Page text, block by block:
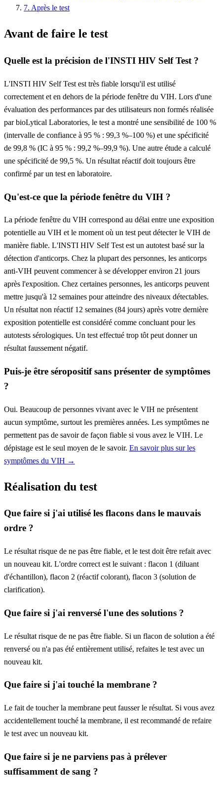
7. Après le test
Avant de faire le test
Quelle est la précision de l'INSTI HIV Self Test ?
L'INSTI HIV Self Test est très fiable lorsqu'il est utilisé
correctement et en dehors de la période fenêtre du VIH. Lors d'une
évaluation des performances par des utilisateurs non formés réalisée
par bioLytical Laboratories, le test a montré une sensibilité de 100 %
(intervalle de confiance à 95 % : 99,3 %–100 %) et une spécificité
de 99,8 % (IC à 95 % : 99,2 %–99,9 %). Une autre étude a calculé
une spécificité de 99,5 %. Un résultat réactif doit toujours être
confirmé par un test en laboratoire.
Qu'est-ce que la période fenêtre du VIH ?
La période fenêtre du VIH correspond au délai entre une exposition
potentielle au VIH et le moment où un test peut détecter le VIH de
manière fiable. L'INSTI HIV Self Test est un autotest basé sur la
détection d'anticorps. Chez la plupart des personnes, les anticorps
anti-VIH peuvent commencer à se développer environ 21 jours
après l'exposition. Chez certaines personnes, les anticorps peuvent
mettre jusqu'à 12 semaines pour atteindre des niveaux détectables.
Un résultat non réactif 12 semaines (84 jours) après votre dernière
exposition potentielle est considéré comme concluant pour les
autotests sérologiques. Un test effectué trop tôt peut donner un
résultat faussement négatif.
Puis-je être séropositif sans présenter de symptômes
?
Oui. Beaucoup de personnes vivant avec le VIH ne présentent
aucun symptôme, surtout les premières années. Les symptômes ne
permettent pas de savoir de façon fiable si vous avez le VIH. Le
dépistage est le seul moyen de le savoir. En savoir plus sur les
symptômes du VIH →
Réalisation du test
Que faire si j'ai utilisé les flacons dans le mauvais
ordre ?
Le résultat risque de ne pas être fiable, et le test doit être refait avec
un nouveau kit. L'ordre correct est le suivant : flacon 1 (diluant
d'échantillon), flacon 2 (réactif colorant), flacon 3 (solution de
clarification).
Que faire si j'ai renversé l'une des solutions ?
Le résultat risque de ne pas être fiable. Si un flacon de solution a été
renversé ou n'a pas été entièrement utilisé, refaites le test avec un
nouveau kit.
Que faire si j'ai touché la membrane ?
Le fait de toucher la membrane peut fausser le résultat. Si vous avez
accidentellement touché la membrane, il est recommandé de refaire
le test avec un nouveau kit.
Que faire si je ne parviens pas à prélever
suffisamment de sang ?